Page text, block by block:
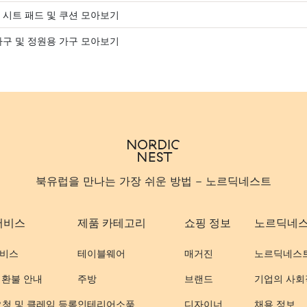
시트 패드 및 쿠션 모아보기
구 및 정원용 가구 모아보기
북유럽을 만나는 가장 쉬운 방법 - 노르딕네스트
비스
스
불 안내
및 클레임 등록
제품 카테고리
테이블웨어
주방
인테리어소품
쇼핑 정보
매거진
브랜드
디자이너
노르딕네
노르딕네스
기업의 사회
채용 정보